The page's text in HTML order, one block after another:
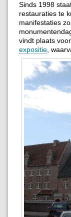
Sinds 1998
restauraties te
manifestaties
vindt plaats
expositie,